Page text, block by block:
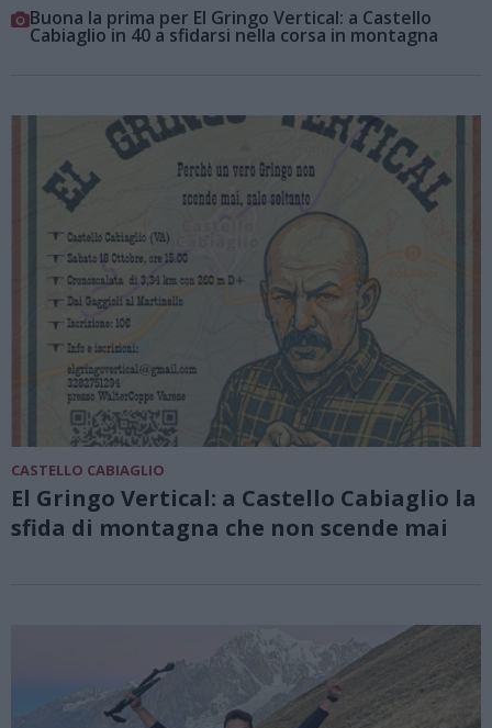
Buona la prima per El Gringo Vertical: a Castello
Cabiaglio in 40 a sfidarsi nella corsa in montagna
CASTELLO CABIAGLIO
El Gringo Vertical: a Castello Cabiaglio la
sfida di montagna che non scende mai